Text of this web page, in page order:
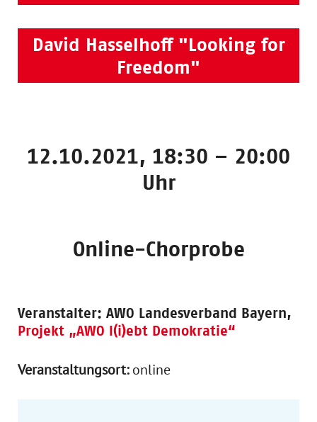
David Hasselhoff "Looking for
Freedom"
12.10.2021, 18:30 – 20:00
Uhr
Online-Chorprobe
Veranstalter: AWO Landesverband Bayern,
Projekt „AWO l(i)ebt Demokratie“
Veranstaltungsort:online